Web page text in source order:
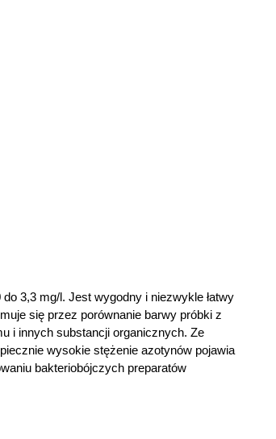
3,3 mg/l. Jest wygodny i niezwykle łatwy
się przez porównanie barwy próbki z
i innych substancji organicznych. Ze
wysokie stężenie azotynów pojawia
bakteriobójczych preparatów